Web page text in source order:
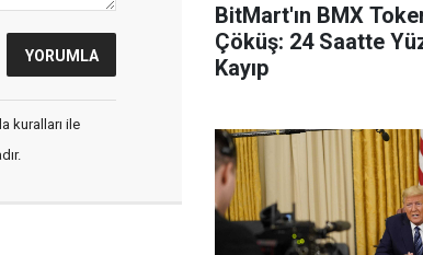
kuralları ile
BitMart'ın BMX
Çöküş: 24 Saatte
Kayıp